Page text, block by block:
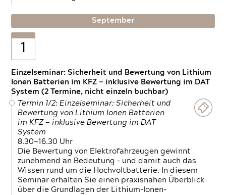
September
1
Einzelseminar: Sicherheit und Bewertung von Lithium
Ionen Batterien im KFZ — inklusive Bewertung im DAT
System (2 Termine, nicht einzeln buchbar)
Termin 1/2: Einzelseminar: Sicherheit und
Bewertung von Lithium Ionen Batterien
im KFZ — inklusive Bewertung im DAT
System
8.30—16.30 Uhr
Die Bewertung von Elektrofahrzeugen gewinnt
zunehmend an Bedeutung – und damit auch das
Wissen rund um die Hochvoltbatterie. In diesem
Seminar erhalten Sie einen praxisnahen Überblick
über die Grundlagen der Lithium-Ionen-